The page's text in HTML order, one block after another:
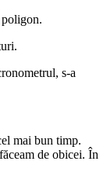
s-a
mai bun timp.
de obicei. În